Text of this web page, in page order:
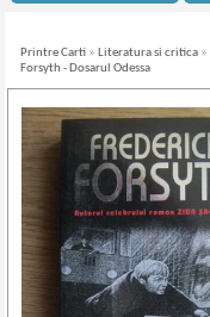
Printre Carti » Literatura si critica »
Forsyth - Dosarul Odessa